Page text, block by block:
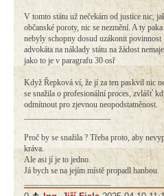
V tomto státu už nečekám od justice nic,
občanské poroty, nic se nezmění. A ty
nebyly schopny dosud uzákonit povinnost
advokáta na náklady státu na žádost
jako to je v paragrafu 30 osř
Když Řepková ví, že jí za ten paskvil nic
se snažila o profesionální proces, zvlášť
odmítnout pro zjevnou neopodstatněnost.
_____________________
Proč by se snažila ? Třeba proto, aby
kráva.
Ale asi jí je to jedno.
Já bych se na jejím místě propadl hanbou.
_____________________